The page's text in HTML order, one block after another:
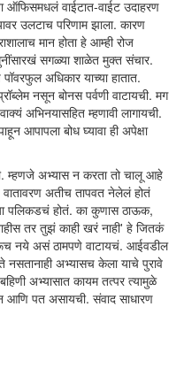
ऑफिसमधलं वाईटात-वाईट उदाहरण
उलटाच परिणाम झाला. कारण
मान होता हे आम्ही रोज
सगळ्या शाळेत मुक्त संचार.
अधिकार याच्या हातात.
नसून बोनस पर्वणी वाटायची. मग
अभिनयासहित म्हणावी लागायची.
आपापला बोध घ्यावा ही अपेक्षा
म्हणजे अभ्यास न करता तो चालू आहे
अतीच तापवत नेलेलं होतं
पलिकडचं होतं. का कुणास ठाऊक,
तर तुझं काही खरं नाही' हे जितकं
नये असं ठामपणे वाटायचं. आईवडील
नसतानाही अभ्यासच केला याचे पुरावे
अभ्यासात कायम तत्पर त्यामुळे
आणि पत असायची. संवाद साधारण